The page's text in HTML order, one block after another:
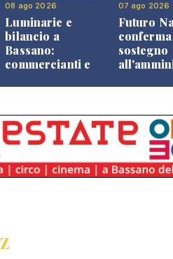
08 ago 2026
Luminarie e
bilancio a
Bassano:
commercianti e
07 ago 2026
Futuro
sostegno
Z